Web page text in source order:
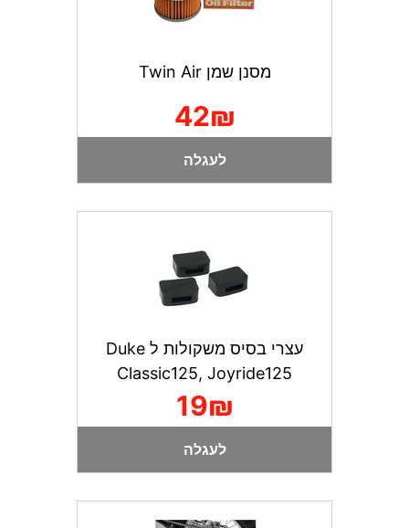
מסנן שמן Twin Air
42₪
לעגלה
עצרי בסיס משקולות ל Duke
Classic125, Joyride125
19₪
לעגלה